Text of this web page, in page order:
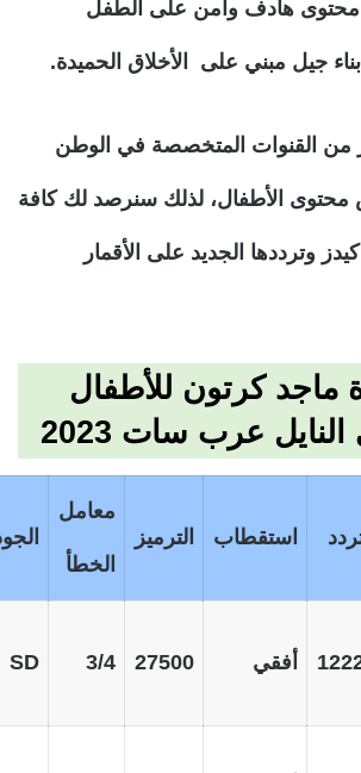
محتوى هادف وآمن على الطفل
جيل مبني على الأخلاق الحميدة.
من القنوات المتخصصة في الوطن
محتوى الأطفال، لذلك سنرصد لك كافة
وترددها الجديد على الأقمار
ماجد كرتون للأطفال
عرب سات 2023
استقطاب الترميز
معامل
الخطأ
أفقي 27500
3/4
SD